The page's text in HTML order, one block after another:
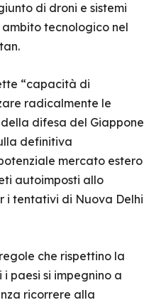
di droni e sistemi
tecnologico nel
“capacità di
radicalmente le
difesa del Giappone
definitiva
mercato estero
autoimposti allo
i tentativi di Nuova Delhi
che rispettino la
paesi si impegnino a
ricorrere alla